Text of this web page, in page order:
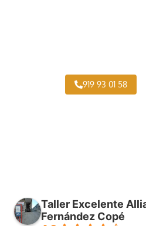
919 93 01 58
Taller Excelente
Fernández Copé